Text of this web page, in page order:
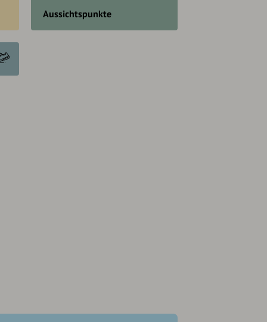
Aussichtspunkte